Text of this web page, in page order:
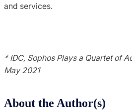
and services.
* IDC, Sophos Plays a Quartet of
May 2021
About the Author(s)